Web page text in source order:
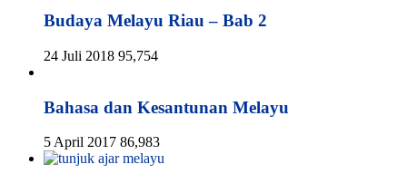
Budaya Melayu Riau – Bab 2
24 Juli 2018 95,754
Bahasa dan Kesantunan Melayu
5 April 2017 86,983